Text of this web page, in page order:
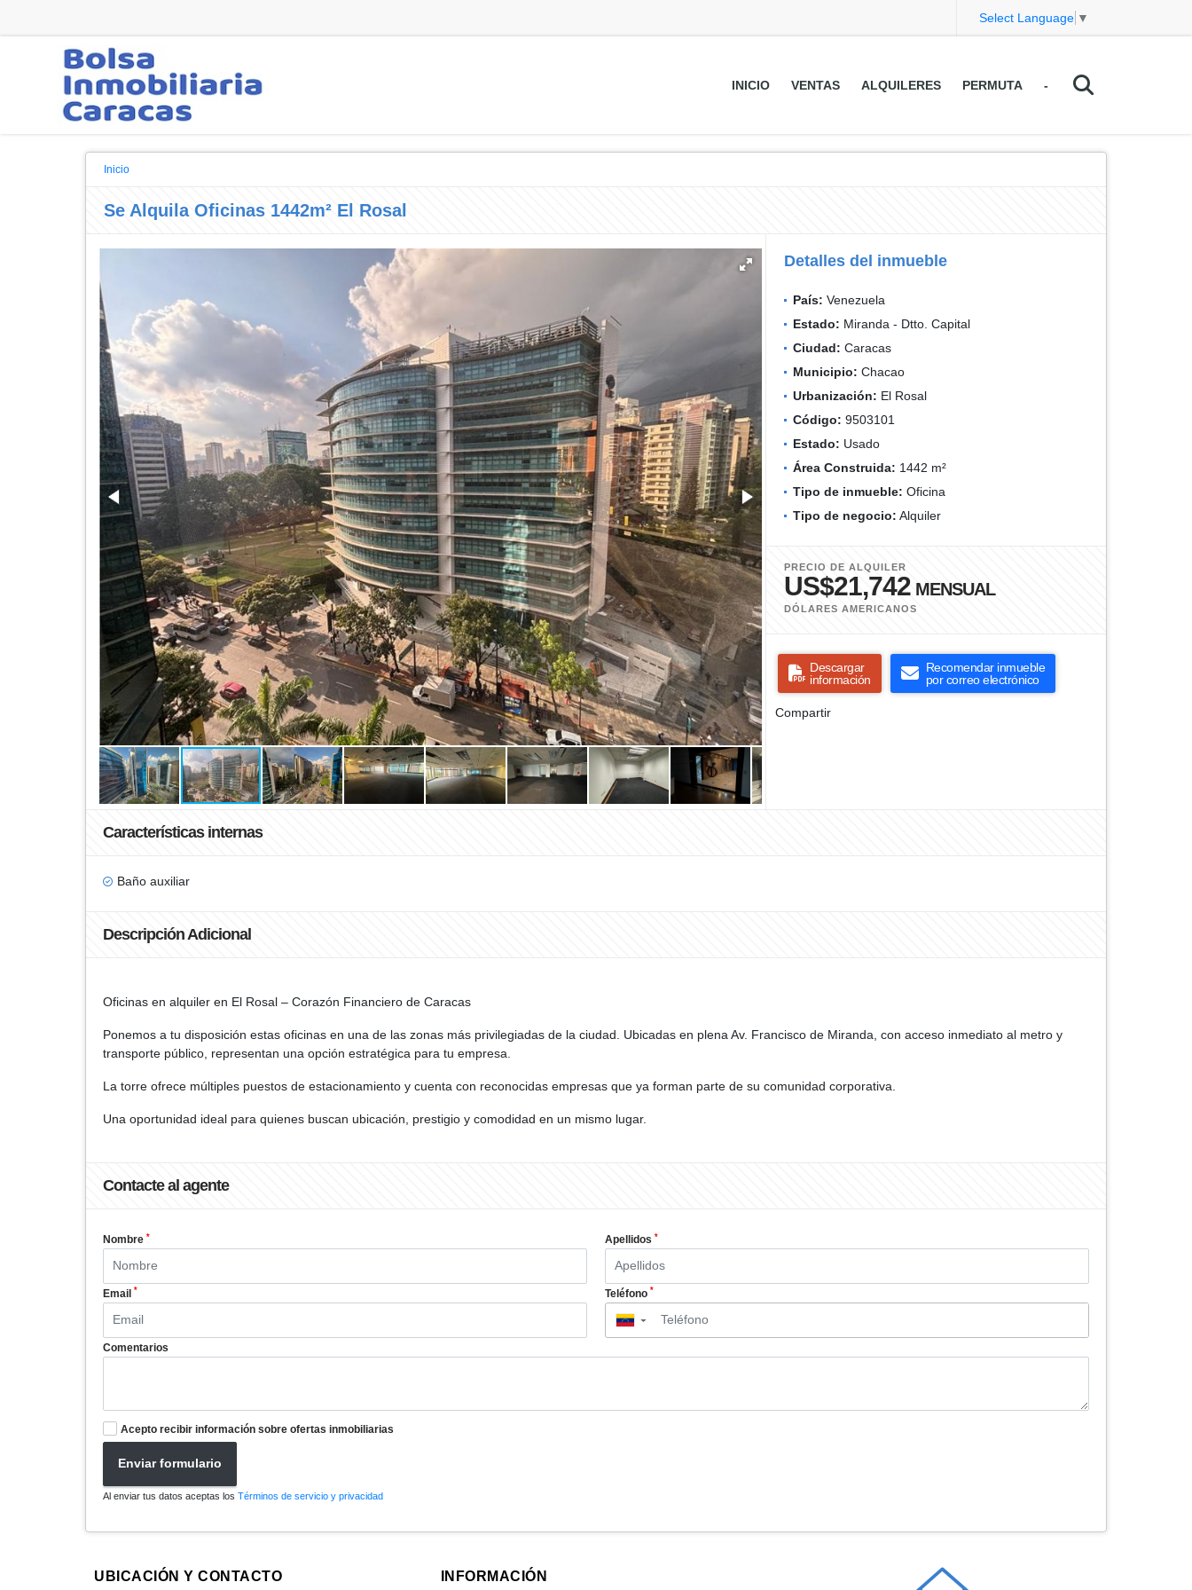
Select Language ▼
INICIO VENTAS ALQUILERES PERMUTA -
Inicio
Se Alquila Oficinas 1442m² El Rosal
Detalles del inmueble
País: Venezuela
Estado: Miranda - Dtto. Capital
Ciudad: Caracas
Municipio: Chacao
Urbanización: El Rosal
Código: 9503101
Estado: Usado
Área Construida: 1442 m²
Tipo de inmueble: Oficina
Tipo de negocio: Alquiler
PRECIO DE ALQUILER
US$21,742 MENSUAL
DÓLARES AMERICANOS
Descargar
información
Recomendar inmueble
por correo electrónico
Compartir
Características internas
Baño auxiliar
Descripción Adicional
Oficinas en alquiler en El Rosal – Corazón Financiero de Caracas
Ponemos a tu disposición estas oficinas en una de las zonas más privilegiadas de la ciudad. Ubicadas en plena Av. Francisco de Miranda, con acceso inmediato al metro y
transporte público, representan una opción estratégica para tu empresa.
La torre ofrece múltiples puestos de estacionamiento y cuenta con reconocidas empresas que ya forman parte de su comunidad corporativa.
Una oportunidad ideal para quienes buscan ubicación, prestigio y comodidad en un mismo lugar.
Contacte al agente
Nombre * Apellidos *
Email * Teléfono *
▼
Comentarios
Acepto recibir información sobre ofertas inmobiliarias
Enviar formulario
Al enviar tus datos aceptas los Términos de servicio y privacidad
UBICACIÓN Y CONTACTO INFORMACIÓN